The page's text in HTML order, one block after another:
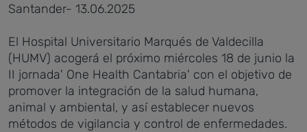
Santander- 13.06.2025
El Hospital Universitario Marqués de Valdecilla
(HUMV) acogerá el próximo miércoles 18 de junio la
II jornada' One Health Cantabria' con el objetivo de
promover la integración de la salud humana,
animal y ambiental, y así establecer nuevos
métodos de vigilancia y control de enfermedades.